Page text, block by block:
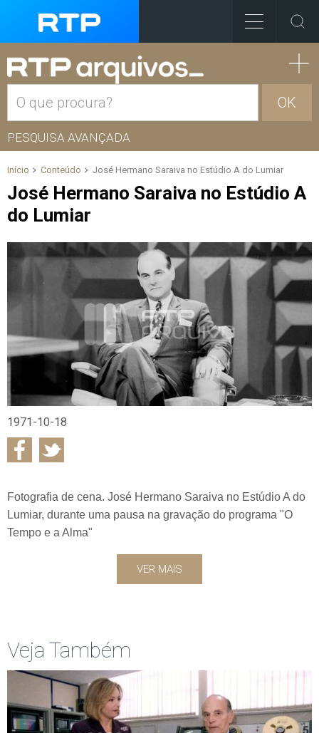
OK
PESQUISA AVANÇADA
Início Conteúdo José Hermano Saraiva no Estúdio A do Lumiar
José Hermano Saraiva no Estúdio A
do Lumiar
1971-10-18
Fotografia de cena. José Hermano Saraiva no Estúdio A do
Lumiar, durante uma pausa na gravação do programa "O
Tempo e a Alma"
VER MAIS
Veja Também